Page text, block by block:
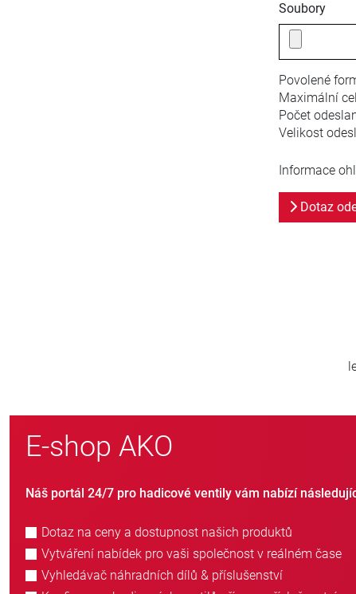
Soubory
Povolené
Maximální
Počet
Velikost
Informace
Dotaz
E-shop AKO
Náš portál 24/7 pro hadicové ventily vám nabízí
Dotaz na ceny a dostupnost našich produktů
Vytváření nabídek pro vaši společnost v reálném čase
Vyhledávač náhradních dílů & příslušenství